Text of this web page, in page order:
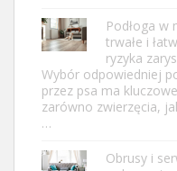
Podłoga w
trwałe i
ryzyka
Wybór odpowiedniej
przez psa ma
zarówno zwierzęcia,
…
Obrusy i